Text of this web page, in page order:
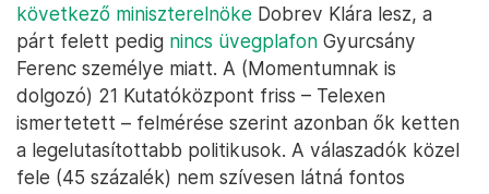
következő miniszterelnöke Dobrev Klára lesz, a
párt felett pedig nincs üvegplafon Gyurcsány
Ferenc személye miatt. A (Momentumnak is
dolgozó) 21 Kutatóközpont friss – Telexen
ismertetett – felmérése szerint azonban ők ketten
a legelutasítottabb politikusok. A válaszadók közel
fele (45 százalék) nem szívesen látná fontos